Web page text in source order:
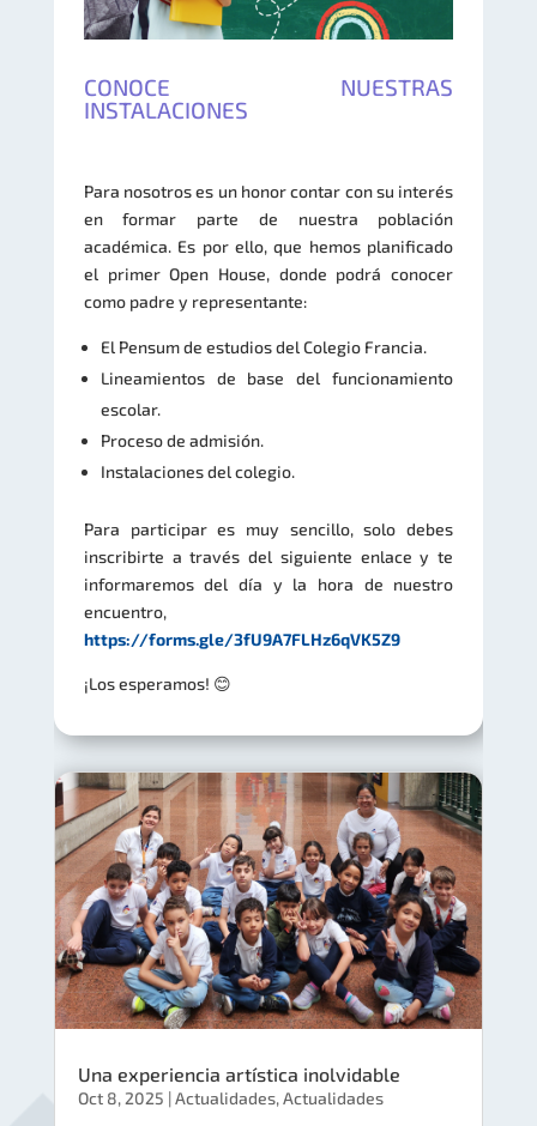
CONOCE NUESTRAS
INSTALACIONES
Para nosotros es un honor contar con su interés
en formar parte de nuestra población
académica. Es por ello, que hemos planificado
el primer Open House, donde podrá conocer
como padre y representante:
El Pensum de estudios del Colegio Francia.
Lineamientos de base del funcionamiento
escolar.
Proceso de admisión.
Instalaciones del colegio.
Para participar es muy sencillo, solo debes
inscribirte a través del siguiente enlacey te
informaremos del día y la hora de nuestro
encuentro,
https://forms.gle/3fU9A7FLHz6qVK5Z9
¡Los esperamos! 😊
Una experiencia artística inolvidable
Oct 8, 2025 |Actualidades,Actualidades